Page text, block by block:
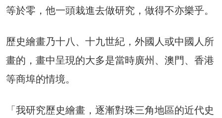
等於零，他一頭栽進去做研究，做得不亦樂乎。
歷史繪畫乃十八、十九世紀，外國人或中國人所
畫的，畫中呈現的大多是當時廣州、澳門、香港
等商埠的情境。
「我研究歷史繪畫，逐漸對珠三角地區的近代史